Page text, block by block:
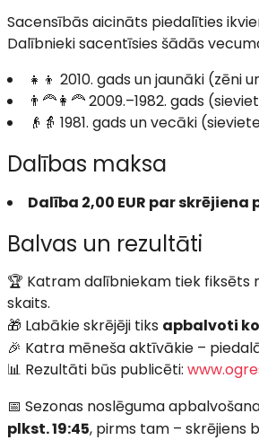
Sacensībās aicināts piedalīties
Dalībnieki sacentīsies šādās
👧👦 2010. gads un jaunāki (zēni
👨‍🦰👩‍🦰 2009.–1982. gads
👴👵 1981. gads un vecāki
Dalības maksa
Dalība 2,00 EUR par skrējiena
Balvas un rezultāti
🏆 Katram dalībniekam tiek fiksēts
skaits.
🎁 Labākie skrējēji tiks apbalvoti
🎉 Katra mēneša aktīvākie –
📊 Rezultāti būs publicēti:
📅 Sezonas noslēguma
plkst. 19:45, pirms tam – skrējiens